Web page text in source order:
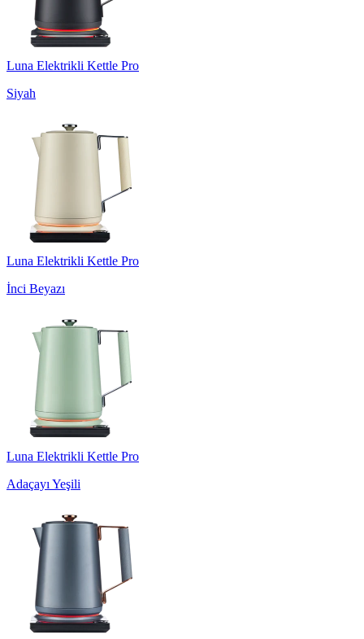
Luna Elektrikli Kettle Pro
Siyah
Luna Elektrikli Kettle Pro
İnci Beyazı
Luna Elektrikli Kettle Pro
Adaçayı Yeşili